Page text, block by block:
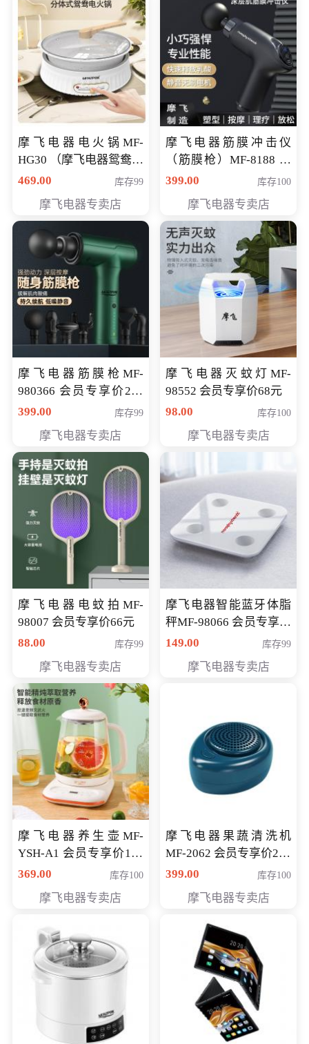
摩飞电器电火锅MF-
HG30 （摩飞电器鸳鸯锅
MF-HG30 ） 会员专享价
469.00 库存99
摩飞电器专卖店
摩飞电器筋膜冲击仪
（筋膜枪）MF-8188 会
员专享价268元
399.00 库存100
摩飞电器专卖店
摩飞电器筋膜枪MF-
980366 会员专享价299
元
399.00 库存99
摩飞电器专卖店
摩飞电器灭蚊灯MF-
98552 会员专享价68元
98.00
库存100
摩飞电器专卖店
摩飞电器电蚊拍MF-
98007 会员专享价66元
88.00
库存99
摩飞电器专卖店
摩飞电器智能蓝牙体脂
秤MF-98066 会员专享价
98元
149.00 库存99
摩飞电器专卖店
摩飞电器养生壶MF-
YSH-A1 会员专享价198
元
369.00 库存100
摩飞电器专卖店
摩飞电器果蔬清洗机
MF-2062 会员专享价268
元
399.00 库存100
摩飞电器专卖店